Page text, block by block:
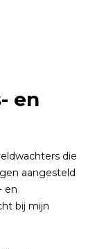
en
die
aangesteld
en
bij mijn